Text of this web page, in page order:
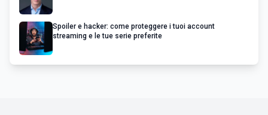
Spoiler e hacker: come proteggere i tuoi account
streaming e le tue serie preferite